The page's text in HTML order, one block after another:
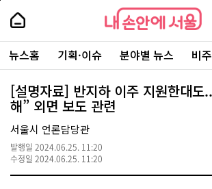
본
로
가
내
손
안
에
서
울
-
서
울
시
대
표
소
통
포
내
손
에
울
주
요
서
뉴스홈 기획·이슈 분야별 뉴스 비
[설명자료] 반지하 이주 지원한대도
해” 외면 보도 관련
서울시 언론담당관
발행일 2024.06.25. 11:20
수정일 2024.06.25. 11:20
페
상
단
로